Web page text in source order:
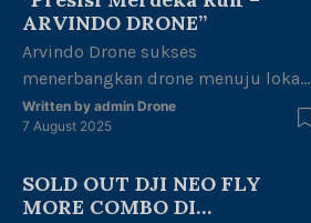
banyak mikrofon serta kemampuan
menggambil foto dan […]
ARVINDO DRONE”
Arvindo Drone sukses
menerbangkan drone menuju lokasi
start Runing untuk melakukan
mapping area di halaman kantor
“merdeka berlari, junjung adat tuah
negeri” dalam rangka kemerdekaan
Written by admin Drone
7 August 2025
SOLD OUT DJI NEO FLY
MORE COMBO DI